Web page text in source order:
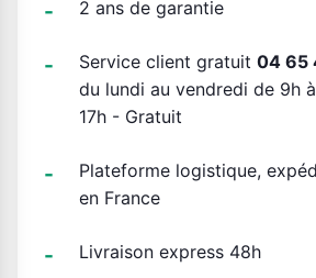
2 ans de garantie
Service client gratuit 04 65
du lundi au vendredi de 9h
17h - Gratuit
Plateforme logistique,
en France
Livraison express 48h